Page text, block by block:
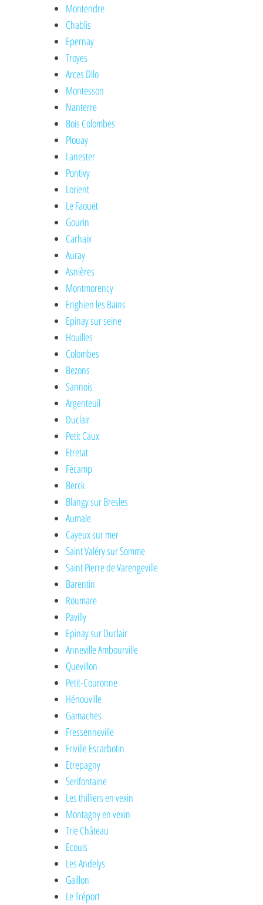
Montendre
Chablis
Epernay
Troyes
Arces Dilo
Montesson
Nanterre
Bois Colombes
Plouay
Lanester
Pontivy
Lorient
Le Faouët
Gourin
Carhaix
Auray
Asnières
Montmorency
Enghien les Bains
Epinay sur seine
Houilles
Colombes
Bezons
Sannois
Argenteuil
Duclair
Petit Caux
Etretat
Fécamp
Berck
Blangy sur Bresles
Aumale
Cayeux sur mer
Saint Valéry sur Somme
Saint Pierre de Varengeville
Barentin
Roumare
Pavilly
Epinay sur Duclair
Anneville Ambourville
Quevillon
Petit-Couronne
Hénouville
Gamaches
Fressenneville
Friville Escarbotin
Etrepagny
Serifontaine
Les thilliers en vexin
Montagny en vexin
Trie Château
Ecouis
Les Andelys
Gaillon
Le Tréport